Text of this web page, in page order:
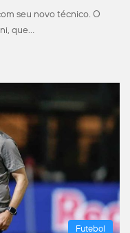
seu novo técnico. O
que…
Futebol